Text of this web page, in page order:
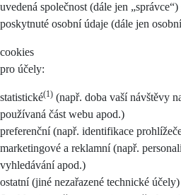
uvedená společnost (dále jen
poskytnuté osobní údaje (dále jen
cookies
pro účely:
statistické(1) (např. doba vaší návštěvy
používaná část webu apod.)
preferenční (např. identifikace
marketingové a reklamní (např.
vyhledávání apod.)
ostatní (jiné nezařazené technické účely)